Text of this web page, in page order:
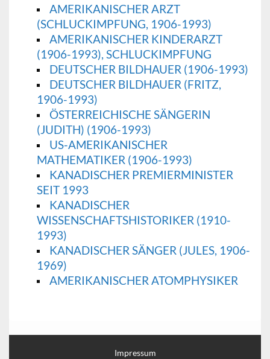
AMERIKANISCHER ARZT
(SCHLUCKIMPFUNG, 1906-1993)
AMERIKANISCHER KINDERARZT
(1906-1993), SCHLUCKIMPFUNG
DEUTSCHER BILDHAUER (1906-1993)
DEUTSCHER BILDHAUER (FRITZ,
1906-1993)
ÖSTERREICHISCHE SÄNGERIN
(JUDITH) (1906-1993)
US-AMERIKANISCHER
MATHEMATIKER (1906-1993)
KANADISCHER PREMIERMINISTER
SEIT 1993
KANADISCHER
WISSENSCHAFTSHISTORIKER (1910-
1993)
KANADISCHER SÄNGER (JULES, 1906-
1969)
AMERIKANISCHER ATOMPHYSIKER
Impressum